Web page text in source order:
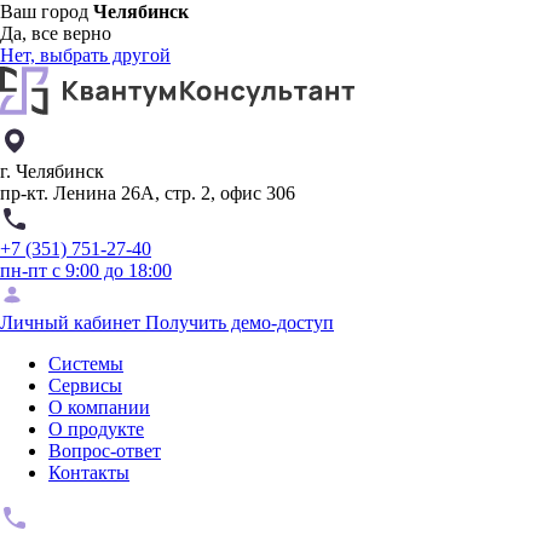
Ваш город Челябинск
Да, все верно
Нет, выбрать другой
г. Челябинск
пр-кт. Ленина 26А, стр. 2, офис 306
+7 (351) 751-27-40
пн-пт с 9:00 до 18:00
Личный кабинет Получить демо-доступ
Системы
Сервисы
О компании
О продукте
Вопрос-ответ
Контакты